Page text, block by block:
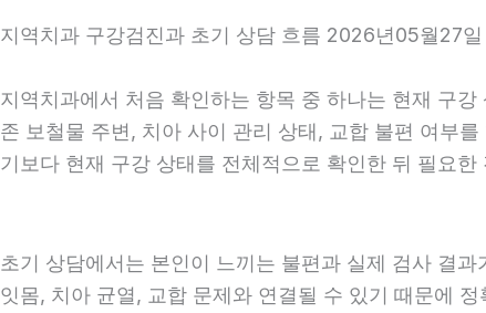
지역치과 구강검진과 초기 상담 흐름 2026년05월27일
지역치과에서 처음 확인하는 항목 중 하나는 현재 구
존 보철물 주변, 치아 사이 관리 상태, 교합 불편 여부
기보다 현재 구강 상태를 전체적으로 확인한 뒤 필요
초기 상담에서는 본인이 느끼는 불편과 실제 검사 결
잇몸, 치아 균열, 교합 문제와 연결될 수 있기 때문에